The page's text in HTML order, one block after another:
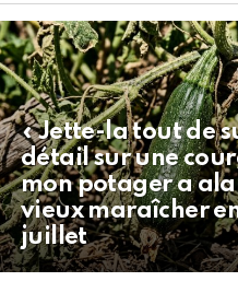
« Jette-la tout de
détail sur une
mon potager a
vieux maraîcher
juillet